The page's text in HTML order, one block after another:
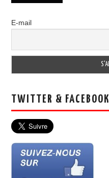
E-mail
TWITTER & FACEBOOK